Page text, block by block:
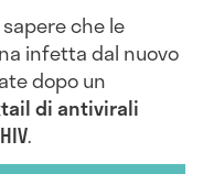
che le
infetta dal nuovo
dopo un
di antivirali
.